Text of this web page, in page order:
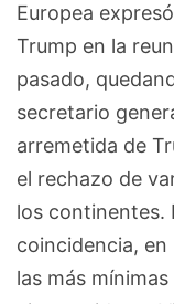
Europea
Trump en la
pasado,
secretario
arremetida de
el rechazo de
los continentes.
coincidencia,
las más